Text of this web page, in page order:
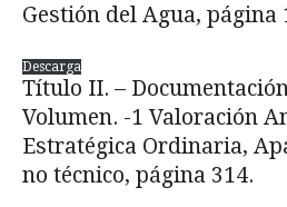
Gestión del Agua, página
Descarga
Título II. –
Volumen. -1 Valoración
Estratégica Ordinaria,
no técnico, página 314.